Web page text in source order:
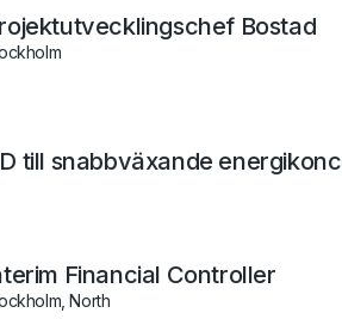
Bostad
till snabbväxande
Financial Controller
North